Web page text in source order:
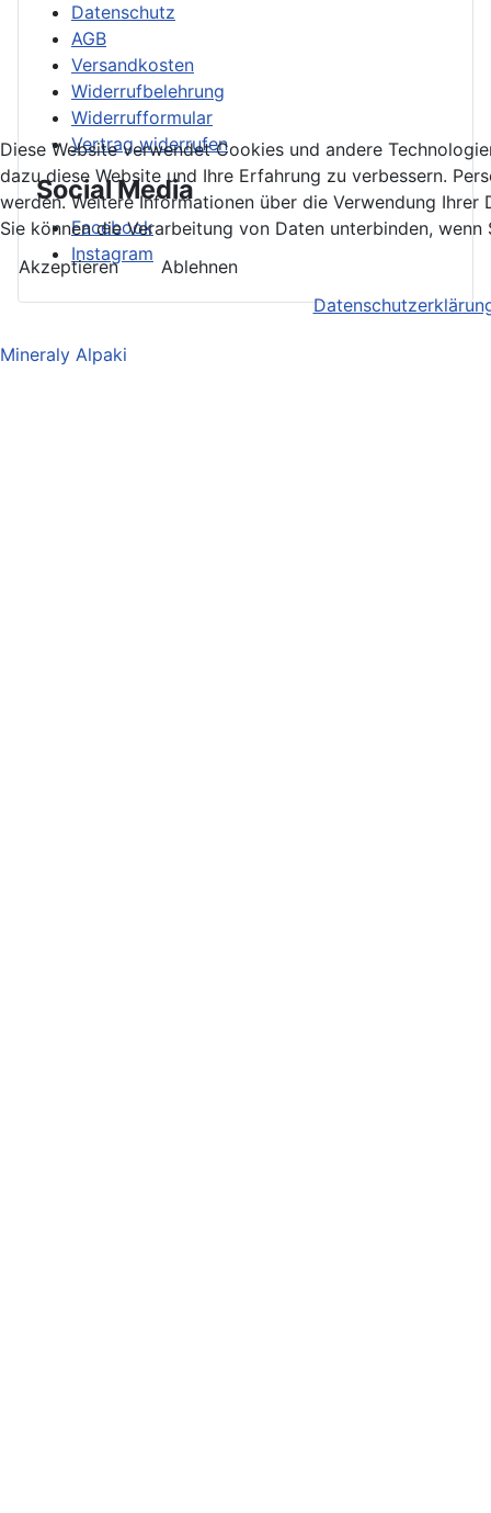
Datenschutz
AGB
Versandkosten
Widerrufbelehrung
Widerrufformular
Vertrag widerrufen
Social Media
Facebook
Instagram
Mineraly Alpaki
Diese Website verwendet Cookies und andere
dazu diese Website und Ihre Erfahrung zu verbessern.
werden. Weitere Informationen über die Verwendung
Sie können die Verarbeitung von Daten unterbinden, wenn
Akzeptieren
Ablehnen